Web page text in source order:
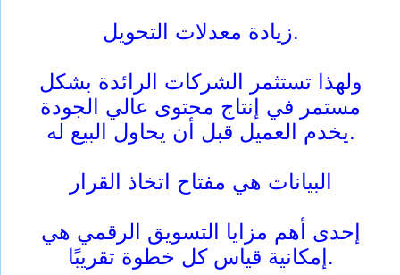
زيادة معدلات التحويل.
ولهذا تستثمر الشركات الرائدة بشكل
مستمر في إنتاج محتوى عالي الجودة
يخدم العميل قبل أن يحاول البيع له.
البيانات هي مفتاح اتخاذ القرار
إحدى أهم مزايا التسويق الرقمي هي
إمكانية قياس كل خطوة تقريبًا.